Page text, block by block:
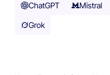
ChatGPT
Mistral
Grok